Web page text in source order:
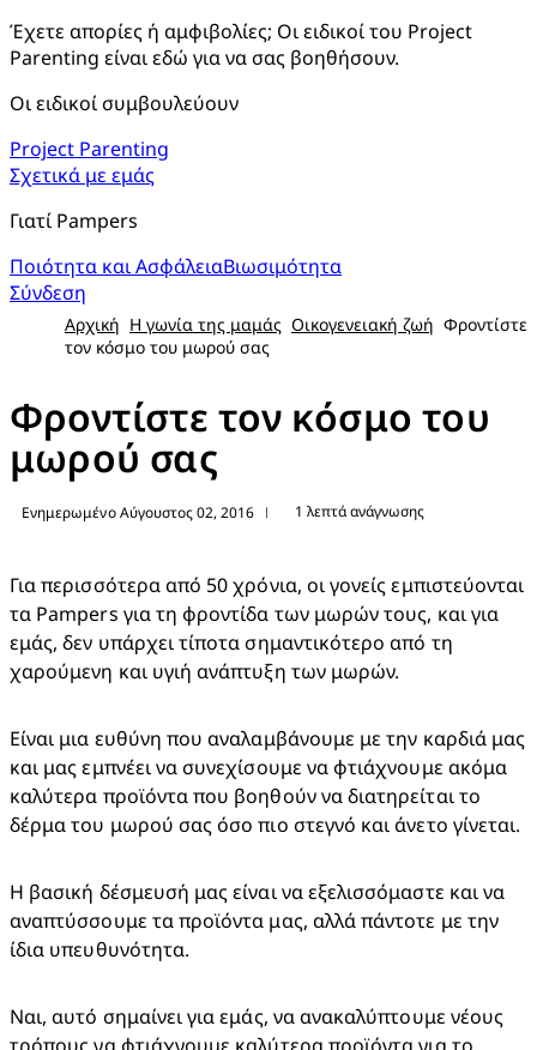
Έχετε απορίες ή αμφιβολίες; Οι ειδικοί του Project
Parenting είναι εδώ για να σας βοηθήσουν.
Οι ειδικοί συμβουλεύουν
Project Parenting
Σχετικά με εμάς
Γιατί Pampers
Ποιότητα και ΑσφάλειαΒιωσιμότητα
Σύνδεση
Αρχική Η γωνία της μαμάς Οικογενειακή ζωή Φροντίστε
τον κόσμο του μωρού σας
Φροντίστε τον κόσμο του
μωρού σας
Ενημερωμένο Αύγουστος 02, 2016 | 1 λεπτά ανάγνωσης
Για περισσότερα από 50 χρόνια, οι γονείς εμπιστεύονται
τα Pampers για τη φροντίδα των μωρών τους, και για
εμάς, δεν υπάρχει τίποτα σημαντικότερο από τη
χαρούμενη και υγιή ανάπτυξη των μωρών.
Είναι μια ευθύνη που αναλαμβάνουμε με την καρδιά μας
και μας εμπνέει να συνεχίσουμε να φτιάχνουμε ακόμα
καλύτερα προϊόντα που βοηθούν να διατηρείται το
δέρμα του μωρού σας όσο πιο στεγνό και άνετο γίνεται.
Η βασική δέσμευσή μας είναι να εξελισσόμαστε και να
αναπτύσσουμε τα προϊόντα μας, αλλά πάντοτε με την
ίδια υπευθυνότητα.
Ναι, αυτό σημαίνει για εμάς, να ανακαλύπτουμε νέους